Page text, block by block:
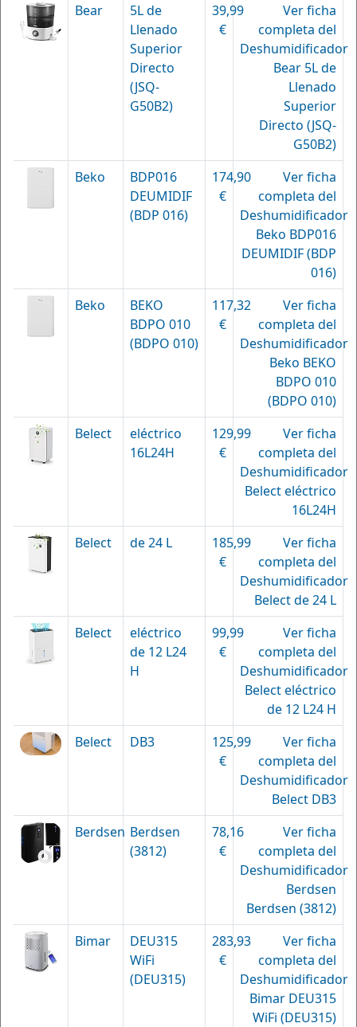
Bear
5L de
Llenado
Superior
Directo
(JSQ-
G50B2)
39,99
€
Ver ficha
completa del
Deshumidificador
Bear 5L de
Llenado
Superior
Directo (JSQ-
G50B2)
Beko
BDP016
DEUMIDIF
(BDP 016)
174,90
€
Ver ficha
completa del
Deshumidificador
Beko BDP016
DEUMIDIF (BDP
016)
Beko
BEKO
BDPO 010
(BDPO 010)
117,32
€
Ver ficha
completa del
Deshumidificador
Beko BEKO
BDPO 010
(BDPO 010)
Belect
eléctrico
16L24H
129,99
€
Ver ficha
completa del
Deshumidificador
Belect eléctrico
16L24H
Belect
de 24 L
185,99
€
Ver ficha
completa del
Deshumidificador
Belect de 24 L
Belect
eléctrico
de 12 L24
H
99,99
€
Ver ficha
completa del
Deshumidificador
Belect eléctrico
de 12 L24 H
Belect
DB3
125,99
€
Ver ficha
completa del
Deshumidificador
Belect DB3
Berdsen Berdsen
(3812)
78,16
€
Ver ficha
completa del
Deshumidificador
Berdsen
Berdsen (3812)
Bimar
DEU315
WiFi
(DEU315)
283,93
€
Ver ficha
completa del
Deshumidificador
Bimar DEU315
WiFi (DEU315)